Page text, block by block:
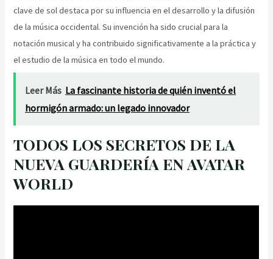
clave de sol destaca por su influencia en el desarrollo y la difusión
de la música occidental. Su invención ha sido crucial para la
notación musical y ha contribuido significativamente a la práctica y
el estudio de la música en todo el mundo.
Leer Más La fascinante historia de quién inventó el
hormigón armado: un legado innovador
TODOS LOS SECRETOS DE LA
NUEVA GUARDERÍA EN AVATAR
WORLD